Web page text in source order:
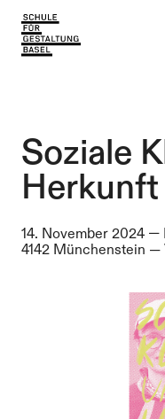
Einblicke
Lernen &
Über uns
Aktuell
Lernen &
Über uns
Soziale
Herkunft
14. November 2024 —
4142 Münchenstein —